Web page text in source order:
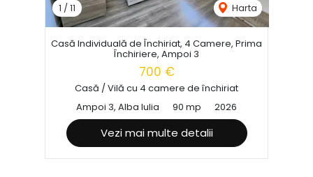
1 /11 Harta
Casă Individuală de Închiriat, 4 Camere, Prima
Închiriere, Ampoi 3
700 €
Casă / Vilă cu 4 camere de închiriat
Ampoi 3, Alba Iulia
90 mp 2026
Vezi mai multe detalii